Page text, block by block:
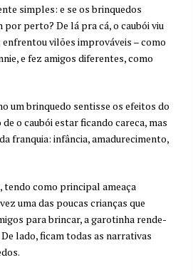
simples: e se os brinquedos
por perto? De lá pra cá, o caubói viu
vilões improváveis – como
e fez amigos diferentes, como
um brinquedo sentisse os efeitos do
o caubói estar ficando careca, mas
franquia: infância, amadurecimento,
tendo como principal ameaça
uma das poucas crianças que
para brincar, a garotinha rende-
lado, ficam todas as narrativas